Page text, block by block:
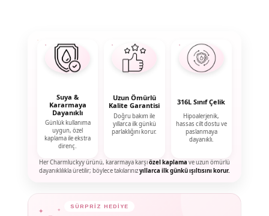
Suya &
Kararmaya
Dayanıklı
Günlük kullanıma
uygun, özel
kaplama ile ekstra
direnç.
Uzun Ömürlü
Kalite Garantisi
Doğru bakım ile
yıllarca ilk günkü
parlaklığını korur.
316L Sınıf Çelik
Hipoalerjenik,
hassas cilt dostu ve
paslanmaya
dayanıklı.
Her Charmluckyy ürünü, kararmaya karşıözel kaplama ve uzun ömürlü
dayanıklılıkla üretilir; böylece takılarınızyıllarca ilk günkü ışıltısını korur.
✦ SÜRPRİZ HEDİYE